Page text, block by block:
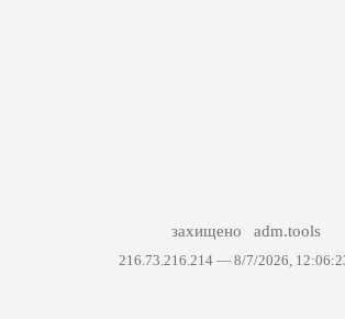
захищено adm.tools
216.73.216.214 — 8/7/2026,